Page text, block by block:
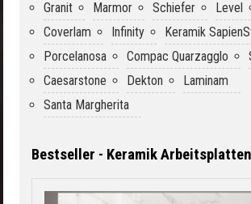
Granit Marmor Schiefer Level
Coverlam
Infinity
Keramik
Porcelanosa
Compac Quarzagglo
Caesarstone
Dekton
Laminam
Santa Margherita
Bestseller - Keramik Arbeitsplatten